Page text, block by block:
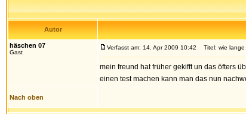
Autor
häschen 07
Gast
Verfasst am: 14. Apr 2009 10:42 Titel: wie lange
mein freund hat früher gekifft un das öfters
einen test machen kann man das nun
Nach oben